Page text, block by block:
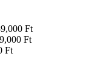
Ft
Ft
Ft